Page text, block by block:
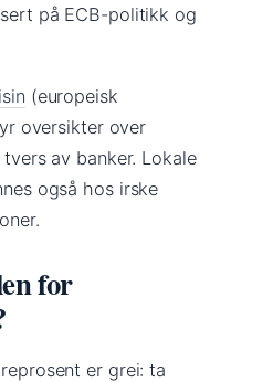
på ECB-politikk og
(europeisk
oversikter over
av banker. Lokale
også hos irske
for
er grei: ta